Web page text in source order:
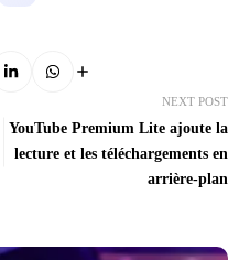
NEXT POST
YouTube Premium Lite ajoute la
lecture et les téléchargements en
arrière-plan